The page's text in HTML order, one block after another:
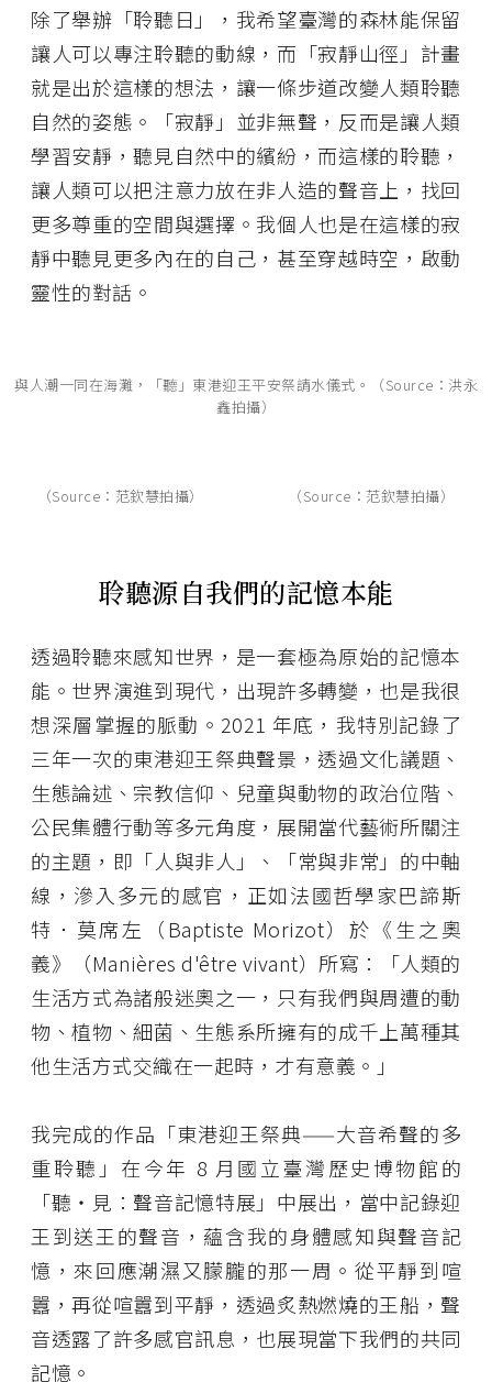
除了舉辦「聆聽日」，我希望臺灣的森林能保留
讓人可以專注聆聽的動線，而「寂靜山徑」計畫
就是出於這樣的想法，讓一條步道改變人類聆聽
自然的姿態。「寂靜」並非無聲，反而是讓人類
學習安靜，聽見自然中的繽紛，而這樣的聆聽，
讓人類可以把注意力放在非人造的聲音上，找回
更多尊重的空間與選擇。我個人也是在這樣的寂
靜中聽見更多內在的自己，甚至穿越時空，啟動
靈性的對話。
與人潮一同在海灘，「聽」東港迎王平安祭請水儀式。（Source：洪永
鑫拍攝）
（Source：范欽慧拍攝） （Source：范欽慧拍攝）
聆聽源自我們的記憶本能
透過聆聽來感知世界，是一套極為原始的記憶本
能。世界演進到現代，出現許多轉變，也是我很
想深層掌握的脈動。2021 年底，我特別記錄了
三年一次的東港迎王祭典聲景，透過文化議題、
生態論述、宗教信仰、兒童與動物的政治位階、
公民集體行動等多元角度，展開當代藝術所關注
的主題，即「人與非人」、「常與非常」的中軸
線，滲入多元的感官，正如法國哲學家巴諦斯
特．莫席左（Baptiste Morizot）於《生之奧
義》（Manières d'être vivant）所寫：「人類的
生活方式為諸般迷奧之一，只有我們與周遭的動
物、植物、細菌、生態系所擁有的成千上萬種其
他生活方式交織在一起時，才有意義。」
我完成的作品「東港迎王祭典——大音希聲的多
重聆聽」在今年 8 月國立臺灣歷史博物館的
「聽・見：聲音記憶特展」中展出，當中記錄迎
王到送王的聲音，蘊含我的身體感知與聲音記
憶，來回應潮濕又朦朧的那一周。從平靜到喧
囂，再從喧囂到平靜，透過炙熱燃燒的王船，聲
音透露了許多感官訊息，也展現當下我們的共同
記憶。